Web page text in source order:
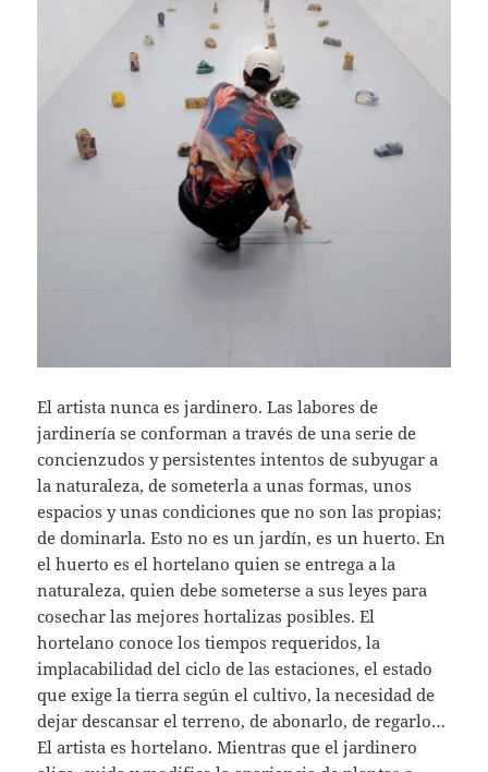
El artista nunca es jardinero. Las labores de
jardinería se conforman a través de una serie de
concienzudos y persistentes intentos de subyugar a
la naturaleza, de someterla a unas formas, unos
espacios y unas condiciones que no son las propias;
de dominarla. Esto no es un jardín, es un huerto. En
el huerto es el hortelano quien se entrega a la
naturaleza, quien debe someterse a sus leyes para
cosechar las mejores hortalizas posibles. El
hortelano conoce los tiempos requeridos, la
implacabilidad del ciclo de las estaciones, el estado
que exige la tierra según el cultivo, la necesidad de
dejar descansar el terreno, de abonarlo, de regarlo…
El artista es hortelano. Mientras que el jardinero